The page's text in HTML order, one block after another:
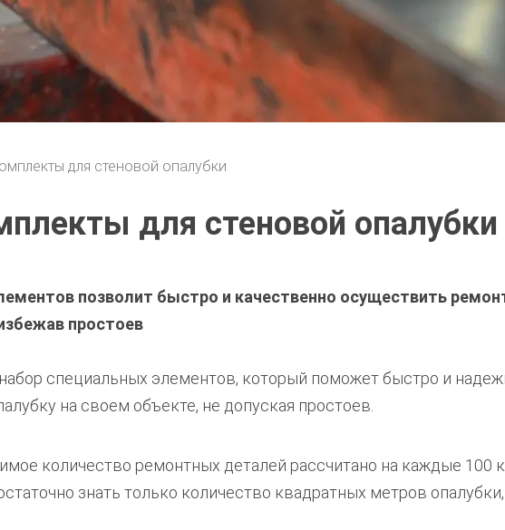
для стеновой опалубки
для стеновой опалубки
позволит быстро и качественно осуществить
простоев
специальных элементов, который поможет быстро и
на своем объекте, не допуская простоев.
количество ремонтных деталей рассчитано на каждые 100
знать только количество квадратных метров